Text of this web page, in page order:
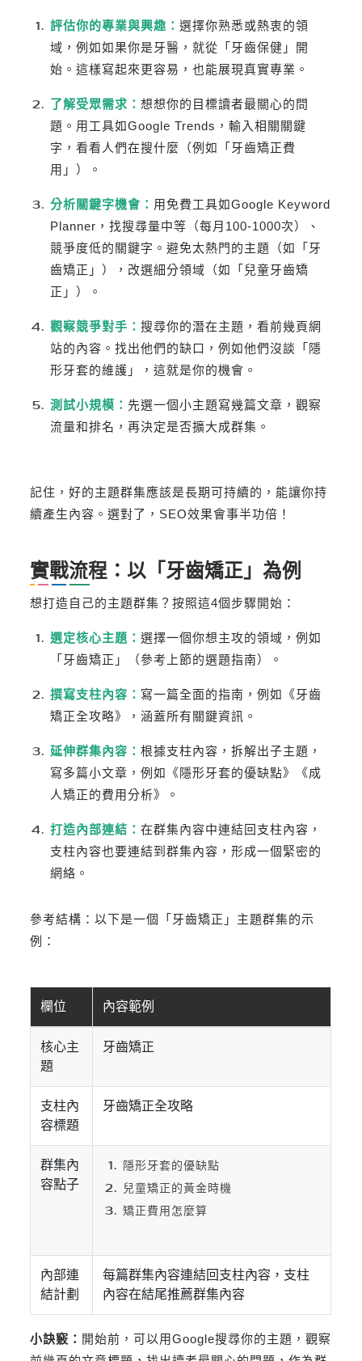
評估你的專業與興趣：選擇你熟悉或熱衷的領
域，例如如果你是牙醫，就從「牙齒保健」開
始。這樣寫起來更容易，也能展現真實專業。
了解受眾需求：想想你的目標讀者最關心的問
題。用工具如Google Trends，輸入相關關鍵
字，看看人們在搜什麼（例如「牙齒矯正費
用」）。
分析關鍵字機會： 用免費工具如Google Keyword
Planner，找搜尋量中等（每月100-1000次）、
競爭度低的關鍵字。避免太熱門的主題（如「牙
齒矯正」），改選細分領域（如「兒童牙齒矯
正」）。
觀察競爭對手：搜尋你的潛在主題，看前幾頁網
站的內容。找出他們的缺口，例如他們沒談「隱
形牙套的維護」，這就是你的機會。
測試小規模： 先選一個小主題寫幾篇文章，觀察
流量和排名，再決定是否擴大成群集。
記住，好的主題群集應該是長期可持續的，能讓你持
續產生內容。選對了，SEO效果會事半功倍！
實戰流程：以「牙齒矯正」為例
想打造自己的主題群集？按照這4個步驟開始：
選定核心主題：選擇一個你想主攻的領域，例如
「牙齒矯正」（參考上節的選題指南）。
撰寫支柱內容： 寫一篇全面的指南，例如《牙齒
矯正全攻略》，涵蓋所有關鍵資訊。
延伸群集內容：根據支柱內容，拆解出子主題，
寫多篇小文章，例如《隱形牙套的優缺點》《成
人矯正的費用分析》。
打造內部連結：在群集內容中連結回支柱內容，
支柱內容也要連結到群集內容，形成一個緊密的
網絡。
參考結構：以下是一個「牙齒矯正」主題群集的示
例：
欄位 內容範例
核心主
題
牙齒矯正
支柱內
容標題
牙齒矯正全攻略
群集內
容點子
隱形牙套的優缺點
兒童矯正的黃金時機
矯正費用怎麼算
內部連
結計劃
每篇群集內容連結回支柱內容，支柱
內容在結尾推薦群集內容
小訣竅： 開始前，可以用Google搜尋你的主題，觀察